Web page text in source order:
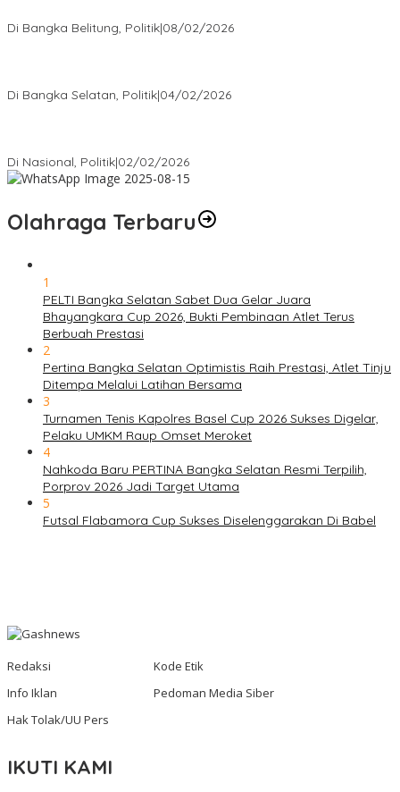
Di Bangka Belitung, Politik|08/02/2026
Di Bangka Selatan, Politik|04/02/2026
Di Nasional, Politik|02/02/2026
Olahraga Terbaru
1
PELTI Bangka Selatan Sabet Dua Gelar Juara
Bhayangkara Cup 2026, Bukti Pembinaan Atlet Terus
Berbuah Prestasi
2
Pertina Bangka Selatan Optimistis Raih Prestasi, Atlet Tinju
Ditempa Melalui Latihan Bersama
3
Turnamen Tenis Kapolres Basel Cup 2026 Sukses Digelar,
Pelaku UMKM Raup Omset Meroket
4
Nahkoda Baru PERTINA Bangka Selatan Resmi Terpilih,
Porprov 2026 Jadi Target Utama
5
Futsal Flabamora Cup Sukses Diselenggarakan Di Babel
Redaksi
Kode Etik
Info Iklan
Pedoman Media Siber
Hak Tolak/UU Pers
IKUTI KAMI